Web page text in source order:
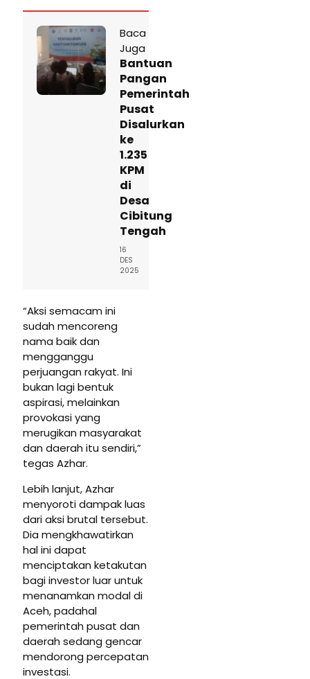
Baca
Juga
Bantuan
Pangan
Pemerintah
Pusat
Disalurkan
ke
1.235
KPM
di
Desa
Cibitung
Tengah
16
DES
2025
“Aksi semacam ini
sudah mencoreng
nama baik dan
mengganggu
perjuangan rakyat. Ini
bukan lagi bentuk
aspirasi, melainkan
provokasi yang
merugikan masyarakat
dan daerah itu sendiri,”
tegas Azhar.
Lebih lanjut, Azhar
menyoroti dampak luas
dari aksi brutal tersebut.
Dia mengkhawatirkan
hal ini dapat
menciptakan ketakutan
bagi investor luar untuk
menanamkan modal di
Aceh, padahal
pemerintah pusat dan
daerah sedang gencar
mendorong percepatan
investasi.